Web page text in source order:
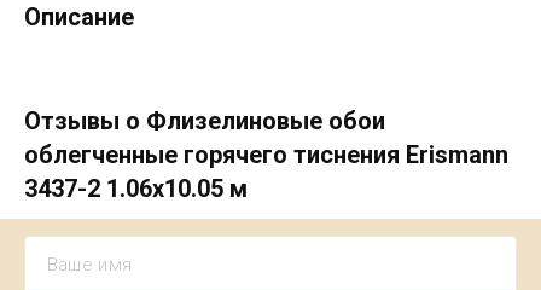
Описание
Отзывы о Флизелиновые обои
облегченные горячего тиснения Erismann
3437-2 1.06х10.05 м